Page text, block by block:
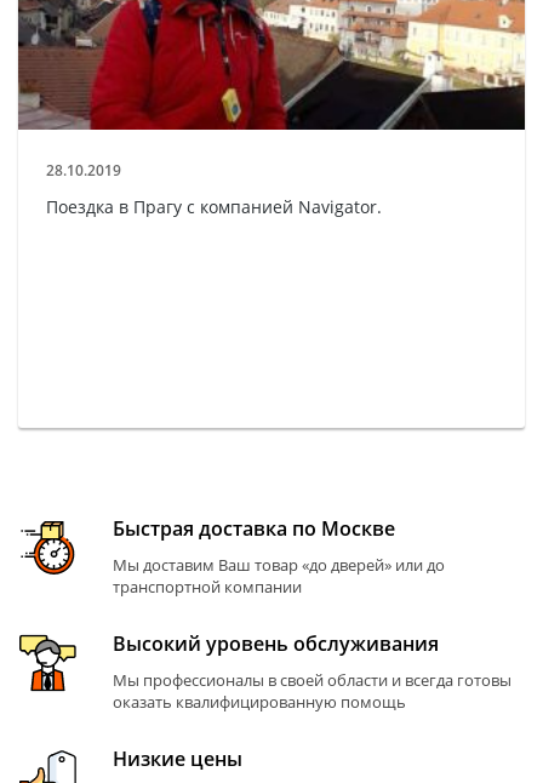
28.10.2019
Поездка в Прагу с компанией Navigator.
Быстрая доставка по Москве
Мы доставим Ваш товар «до дверей» или до
транспортной компании
Высокий уровень обслуживания
Мы профессионалы в своей области и всегда готовы
оказать квалифицированную помощь
Низкие цены